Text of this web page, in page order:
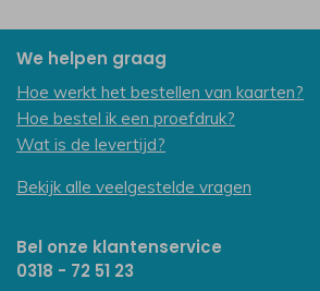
We helpen graag
Hoe werkt het bestellen van kaarten?
Hoe bestel ik een proefdruk?
Wat is de levertijd?
Bekijk alle veelgestelde vragen
Bel onze klantenservice
0318 - 72 51 23